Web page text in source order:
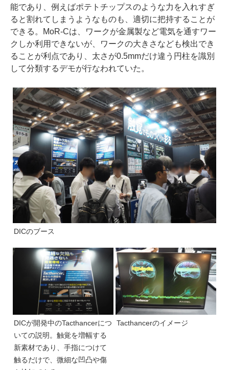
能であり、例えばポテトチップスのような力を入れすぎ
ると割れてしまうようなものも、適切に把持することが
できる。MoR-Cは、ワークが金属製など電気を通すワー
クしか利用できないが、ワークの大きさなども検出でき
ることが利点であり、太さが0.5mmだけ違う円柱を識別
して分類するデモが行なわれていた。
DICのブース
DICが開発中のTacthancerにつ
いての説明。触覚を増幅する
新素材であり、手指につけて
触るだけで、微細な凹凸や傷
Tacthancerのイメージ